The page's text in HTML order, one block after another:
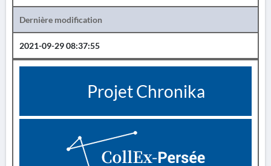
Dernière modification
2021-09-29 08:37:55
Projet Chronika